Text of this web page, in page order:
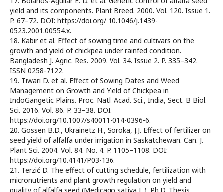
yield and its components. Plant Breed. 2000. Vol. 120. Issue 1.
P. 67–72. DOI: https://doi.org/ 10.1046/j.1439-
0523.2001.00554.x.
18. Kabir et al. Effect of sowing time and cultivars on the
growth and yield of chickpea under rainfed condition.
Bangladesh J. Agric. Res. 2009. Vol. 34. Issue 2. P. 335–342.
ISSN 0258-7122.
19. Tiwari D. et al. Effect of Sowing Dates and Weed
Management on Growth and Yield of Chickpea in
IndoGangetic Plains. Proc. Natl. Acad. Sci., India, Sect. B Biol.
Sci. 2016. Vol. 86. P. 33–38. DOI:
https://doi.org/10.1007/s40011-014-0396-6.
20. Gossen B.D., Ukrainetz H., Soroka, J.J. Effect of fertilizer on
seed yield of alfalfa under irrigation in Saskatchewan. Can. J.
Plant Sci. 2004. Vol. 84. No. 4. P. 1105–1108. DOI:
https://doi.org/10.4141/P03-136.
21. Terzić D. The effect of cutting schedule, fertilization with
micronutrients and plant growth regulation on yield and
quality of alfalfa seed (Medicago sativa L.). Ph.D. Thesis.